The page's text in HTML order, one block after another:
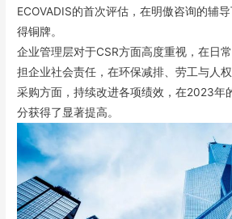
ECOVADIS的首次评估，在明傲咨询的辅
得铜牌。
企业管理层对于CSR方面高度重视，在日
担企业社会责任，在环保减排、劳工与人
采购方面，持续改进各项绩效，在2023年
分获得了显著提高。